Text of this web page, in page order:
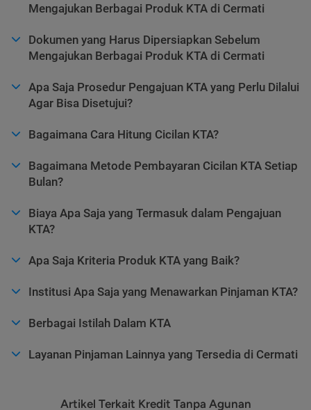
Mengajukan Berbagai Produk KTA di Cermati
Dokumen yang Harus Dipersiapkan Sebelum
Mengajukan Berbagai Produk KTA di Cermati
Apa Saja Prosedur Pengajuan KTA yang Perlu Dilalui
Agar Bisa Disetujui?
Bagaimana Cara Hitung Cicilan KTA?
Bagaimana Metode Pembayaran Cicilan KTA Setiap
Bulan?
Biaya Apa Saja yang Termasuk dalam Pengajuan
KTA?
Apa Saja Kriteria Produk KTA yang Baik?
Institusi Apa Saja yang Menawarkan Pinjaman KTA?
Berbagai Istilah Dalam KTA
Layanan Pinjaman Lainnya yang Tersedia di Cermati
Artikel Terkait Kredit Tanpa Agunan